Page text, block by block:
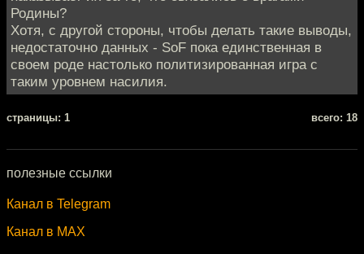
Родины?
Хотя, с другой стороны, чтобы делать такие выводы,
недостаточно данных - SoF пока единственная в
своем роде настолько политизированная игра с
таким уровнем насилия.
cтраницы: 1 всего: 18
полезные ссылки
Канал в Telegram
Канал в MAX